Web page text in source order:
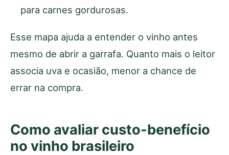
para carnes gordurosas.
Esse mapa ajuda a entender o vinho antes
mesmo de abrir a garrafa. Quanto mais o leitor
associa uva e ocasião, menor a chance de
errar na compra.
Como avaliar custo-benefício
no vinho brasileiro